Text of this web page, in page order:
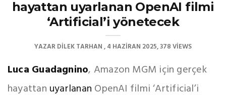
hayattan uyarlanan OpenAI filmi
‘Artificial’i yönetecek
YAZARDILEK TARHAN 4 HAZIRAN 2025 378 VIEWS
Luca Guadagnino, Amazon MGM için gerçek
hayattan uyarlanan OpenAI filmi ‘Artificial’i